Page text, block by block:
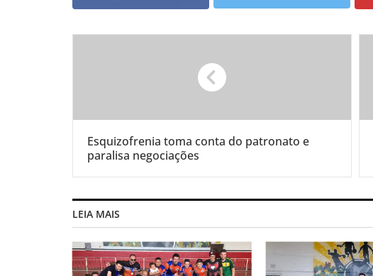
Esquizofrenia toma conta do patronato e
paralisa negociações
LEIA MAIS